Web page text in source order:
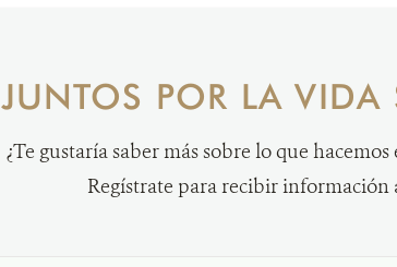
JUNTOS POR LA VIDA
¿Te gustaría saber más sobre lo que
Regístrate para recibir información